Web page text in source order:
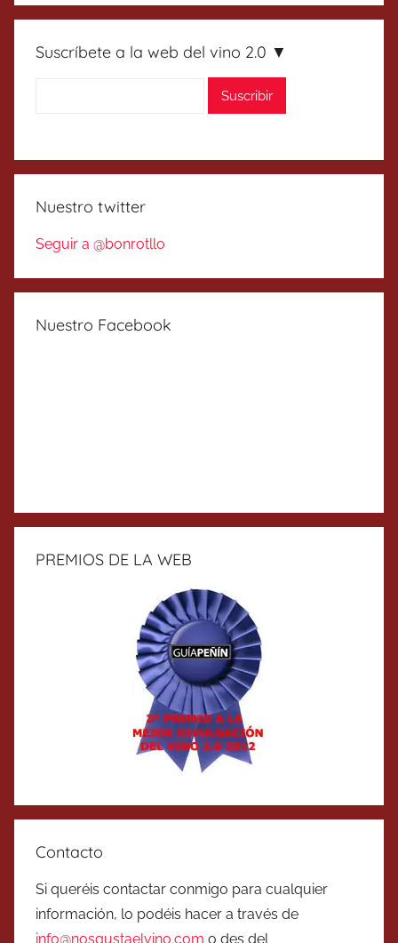
Suscríbete a la web del vino 2.0 ▼
Nuestro twitter
Seguir a @bonrotllo
Nuestro Facebook
PREMIOS DE LA WEB
Contacto
Si queréis contactar conmigo para cualquier
información, lo podéis hacer a través de
info@nosgustaelvino.com o des del